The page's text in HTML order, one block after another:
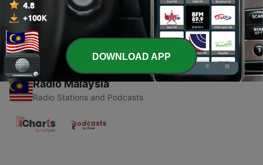
05 Jun 2020
Radio Malaysia
Radio Stations and Podcasts
DOWNLOAD APP